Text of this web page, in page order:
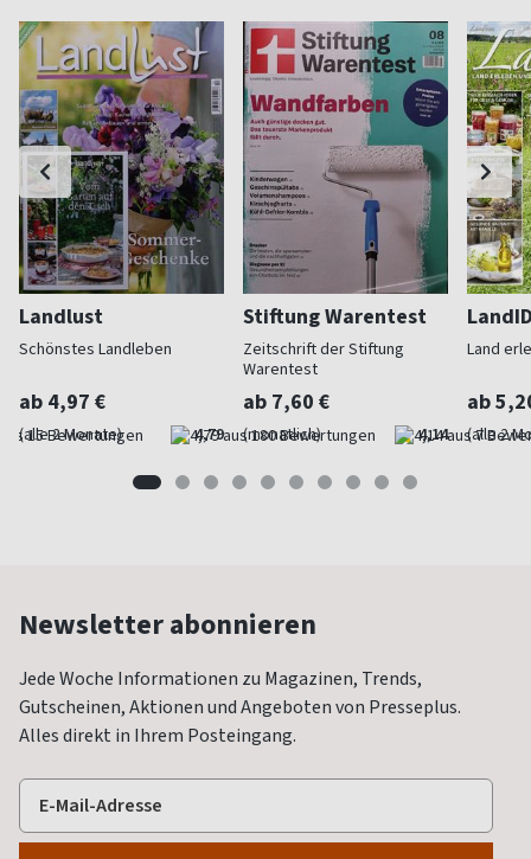
Landlust
Schönstes Landleben
ab 4,97 €
(alle 2 Monate) 4,79
Stiftung Warentest
Zeitschrift der Stiftung
Warentest
ab 7,60 €
(monatlich) 4,14
Land
ab
(alle 2
Newsletter abonnieren
Jede Woche Informationen zu Magazinen, Trends,
Gutscheinen, Aktionen und Angeboten von Presseplus.
Alles direkt in Ihrem Posteingang.